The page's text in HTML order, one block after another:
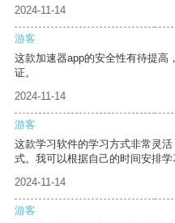
2024-11-14
游客
这款加速器app的安全性有待提高
证。
2024-11-14
游客
这款学习软件的学习方式非常灵
式。我可以根据自己的时间安排学
2024-11-14
游客